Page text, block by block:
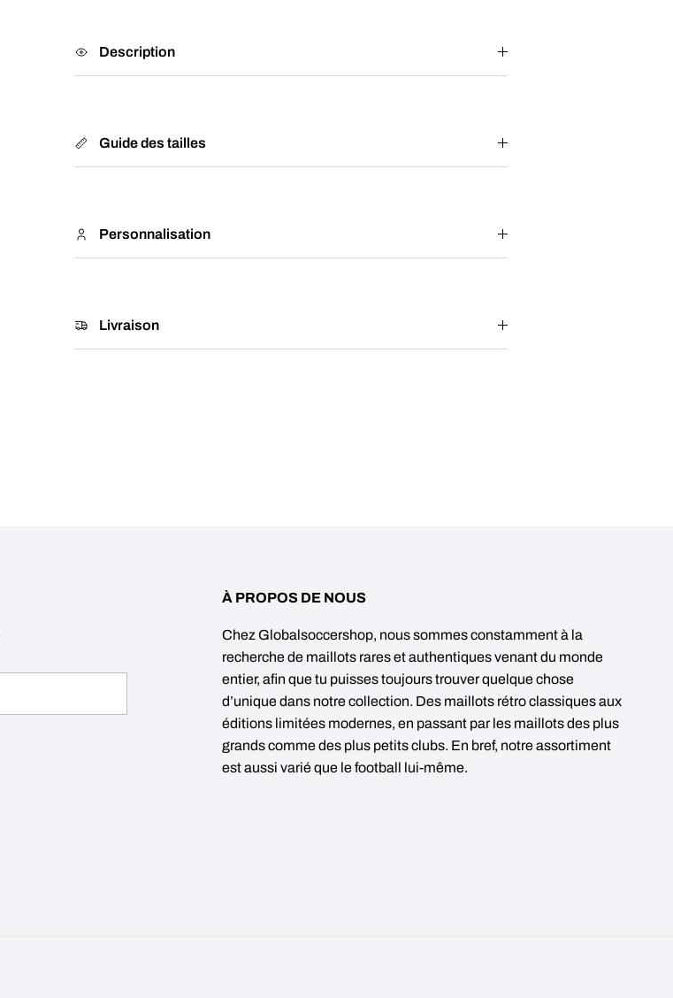
Description
Guide des tailles
Personnalisation
Livraison
À PROPOS DE NOUS
Chez Globalsoccershop, nous sommes constamment à la
recherche de maillots rares et authentiques venant du monde
entier, afin que tu puisses toujours trouver quelque chose
d’unique dans notre collection. Des maillots rétro classiques aux
éditions limitées modernes, en passant par les maillots des plus
grands comme des plus petits clubs. En bref, notre assortiment
est aussi varié que le football lui-même.